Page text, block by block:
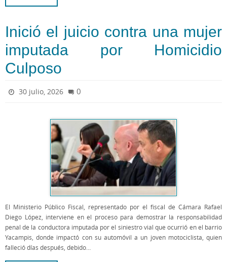
Inició el juicio contra una mujer
imputada por Homicidio
Culposo
30 julio, 2026 0
El Ministerio Público Fiscal, representado por el fiscal de Cámara Rafael
Diego López, interviene en el proceso para demostrar la responsabilidad
penal de la conductora imputada por el siniestro vial que ocurrió en el barrio
Yacampis, donde impactó con su automóvil a un joven motociclista, quien
falleció días después, debido…